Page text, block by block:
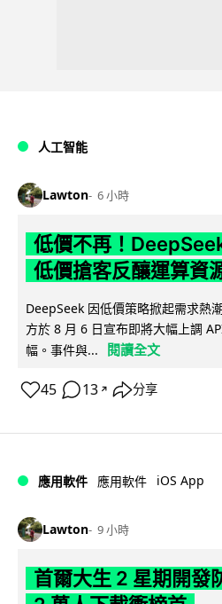
人工智能
Lawton 6 小時
低價不再！
低價搶客反釀運算資
DeepSeek 因低價策略掀起需求熱
方於 8 月 6 日宣布即將大幅上調
幅。事件與...
閱讀全文
45 13 ↗ 分享
應用軟件 應用軟件 iOS App
Lawton 9 小時
首爾大生 2 星期開發